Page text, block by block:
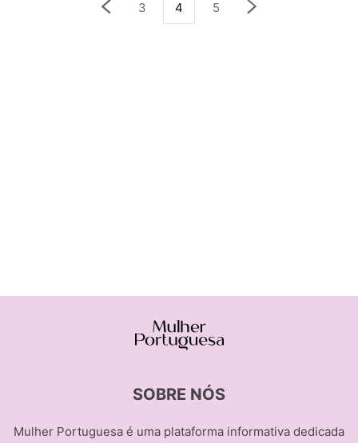
3 4 5
SOBRE NÓS
Mulher Portuguesa é uma plataforma informativa dedicada